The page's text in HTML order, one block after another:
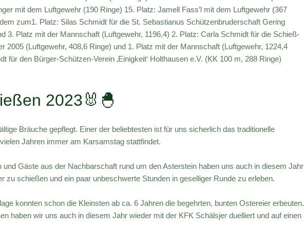
mit dem Luftgewehr (190 Ringe) 15. Platz: Jamell Fass’l mit dem Luftgewehr (367
zum1. Platz: Silas Schmidt für die St. Sebastianus Schützenbruderschaft Gering
3. Platz mit der Mannschaft (Luftgewehr, 1196,4) 2. Platz: Carla Schmidt für die Schieß-
2005 (Luftgewehr, 408,6 Ringe) und 1. Platz mit der Mannschaft (Luftgewehr, 1224,4
für den Bürger-Schützen-Verein ‚Einigkeit‘ Holthausen e.V. (KK 100 m, 288 Ringe)
2023🐰🐣
Bräuche gepflegt. Einer der beliebtesten ist für uns sicherlich das traditionelle
Jahren immer am Karsamstag stattfindet.
und Gäste aus der Nachbarschaft rund um den Asterstein haben uns auch in diesem Jahr
zu schießen und ein paar unbeschwerte Stunden in geselliger Runde zu erleben.
konnten schon die Kleinsten ab ca. 6 Jahren die begehrten, bunten Ostereier erbeuten.
haben wir uns auch in diesem Jahr wieder mit der KFK Schälsjer duelliert und auf einen